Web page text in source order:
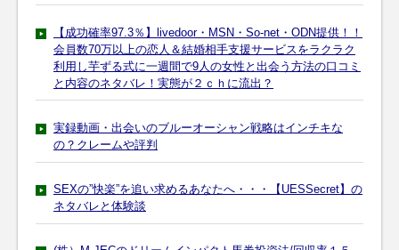
【成功確率97.3％】livedoor・MSN・So-net・ODN提供！！
会員数70万以上の恋人＆結婚相手支援サービスをラクラク
利用し芋ずる式に一週間で9人の女性と出会う方法の口コミ
と内容のネタバレ！実態が２ｃｈに流出？
実録動画・出会いのブルーオーシャン戦略はインチキな
の？クレームや評判
SEXの”快楽”を追い求めるあなたへ・・・【UESSecret】の
ネタバレと体験談